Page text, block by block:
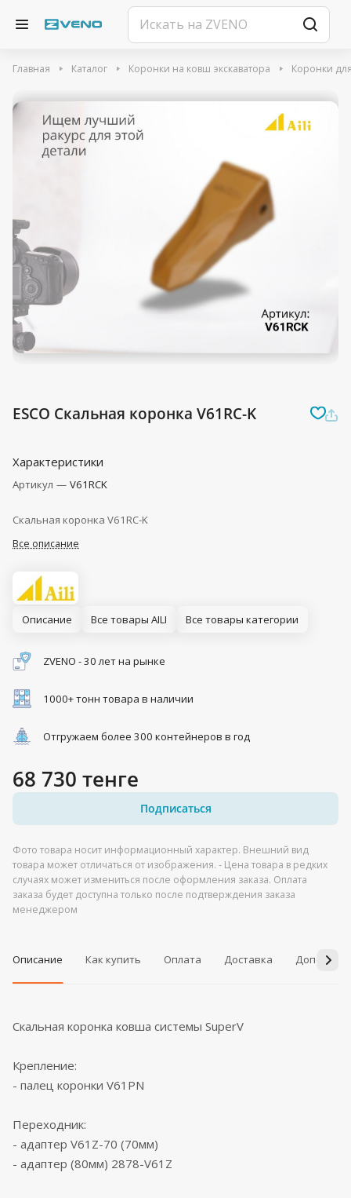
Главная Каталог Коронки на ковш экскаватора Коронки
ESCO Скальная коронка V61RC-K
Характеристики
Артикул — V61RCK
Скальная коронка V61RC-K
Все описание
Описание Все товары AILI Все товары категории
ZVENO - 30 лет на рынке
1000+ тонн товара в наличии
Отгружаем более 300 контейнеров в год
68 730 тенге
Подписаться
Фото товара носит информационный характер. Внешний вид
товара может отличаться от изображения. - Цена товара в редких
случаях может измениться после оформления заказа. Оплата
заказа будет доступна только после подтверждения заказа
менеджером
Описание Как купить Оплата Доставка
Скальная коронка ковша системы SuperV
Крепление:
- палец коронки V61PN
Переходник:
- адаптер V61Z-70 (70мм)
- адаптер (80мм) 2878-V61Z